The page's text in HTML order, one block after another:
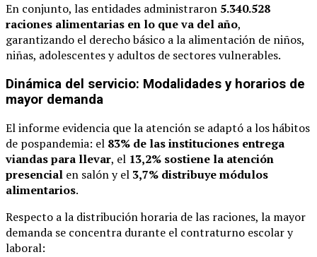
En conjunto, las entidades administraron 5.340.528
raciones alimentarias en lo que va del año,
garantizando el derecho básico a la alimentación de niños,
niñas, adolescentes y adultos de sectores vulnerables.
Dinámica del servicio: Modalidades y horarios de
mayor demanda
El informe evidencia que la atención se adaptó a los hábitos
de pospandemia: el 83% de las instituciones entrega
viandas para llevar, el 13,2% sostiene la atención
presencial en salón y el 3,7% distribuye módulos
alimentarios.
Respecto a la distribución horaria de las raciones, la mayor
demanda se concentra durante el contraturno escolar y
laboral: